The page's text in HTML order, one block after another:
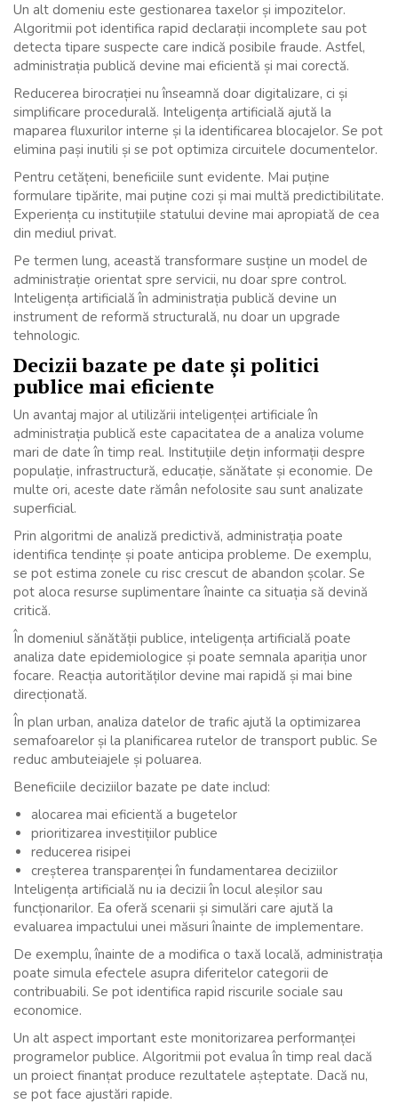
Un alt domeniu este gestionarea taxelor și impozitelor.
Algoritmii pot identifica rapid declarații incomplete sau pot
detecta tipare suspecte care indică posibile fraude. Astfel,
administrația publică devine mai eficientă și mai corectă.
Reducerea birocrației nu înseamnă doar digitalizare, ci și
simplificare procedurală. Inteligența artificială ajută la
maparea fluxurilor interne și la identificarea blocajelor. Se pot
elimina pași inutili și se pot optimiza circuitele documentelor.
Pentru cetățeni, beneficiile sunt evidente. Mai puține
formulare tipărite, mai puține cozi și mai multă predictibilitate.
Experiența cu instituțiile statului devine mai apropiată de cea
din mediul privat.
Pe termen lung, această transformare susține un model de
administrație orientat spre servicii, nu doar spre control.
Inteligența artificială în administrația publică devine un
instrument de reformă structurală, nu doar un upgrade
tehnologic.
Decizii bazate pe date și politici
publice mai eficiente
Un avantaj major al utilizării inteligenței artificiale în
administrația publică este capacitatea de a analiza volume
mari de date în timp real. Instituțiile dețin informații despre
populație, infrastructură, educație, sănătate și economie. De
multe ori, aceste date rămân nefolosite sau sunt analizate
superficial.
Prin algoritmi de analiză predictivă, administrația poate
identifica tendințe și poate anticipa probleme. De exemplu,
se pot estima zonele cu risc crescut de abandon școlar. Se
pot aloca resurse suplimentare înainte ca situația să devină
critică.
În domeniul sănătății publice, inteligența artificială poate
analiza date epidemiologice și poate semnala apariția unor
focare. Reacția autorităților devine mai rapidă și mai bine
direcționată.
În plan urban, analiza datelor de trafic ajută la optimizarea
semafoarelor și la planificarea rutelor de transport public. Se
reduc ambuteiajele și poluarea.
Beneficiile deciziilor bazate pe date includ:
alocarea mai eficientă a bugetelor
prioritizarea investițiilor publice
reducerea risipei
creșterea transparenței în fundamentarea deciziilor
Inteligența artificială nu ia decizii în locul aleșilor sau
funcționarilor. Ea oferă scenarii și simulări care ajută la
evaluarea impactului unei măsuri înainte de implementare.
De exemplu, înainte de a modifica o taxă locală, administrația
poate simula efectele asupra diferitelor categorii de
contribuabili. Se pot identifica rapid riscurile sociale sau
economice.
Un alt aspect important este monitorizarea performanței
programelor publice. Algoritmii pot evalua în timp real dacă
un proiect finanțat produce rezultatele așteptate. Dacă nu,
se pot face ajustări rapide.